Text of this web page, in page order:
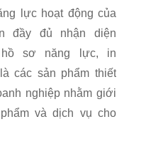
lực hoạt động của
đầy đủ nhận diện
sơ năng lực, in
các sản phẩm thiết
nghiệp nhằm giới
và dịch vụ cho